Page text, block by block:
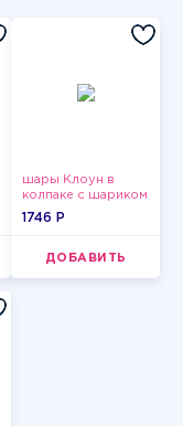
шары Клоун в
колпаке с шариком
1746 P
ДОБАВИТЬ